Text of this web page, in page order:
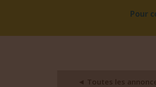
Pour
◄ Toutes les